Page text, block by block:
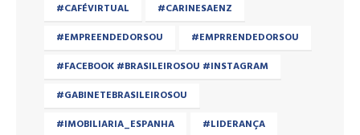
#CAFÉVIRTUAL
#CARINESAENZ
#EMPREENDEDORSOU
#EMPRRENDEDORSOU
#FACEBOOK #BRASILEIROSOU #INSTAGRAM
#GABINETEBRASILEIROSOU
#IMOBILIARIA_ESPANHA
#LIDERANÇA